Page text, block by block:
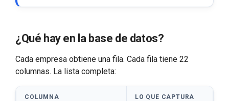
¿Qué hay en la base de datos?
Cada empresa obtiene una fila. Cada fila tiene 22
columnas. La lista completa:
COLUMNA LO QUE CAPTURA